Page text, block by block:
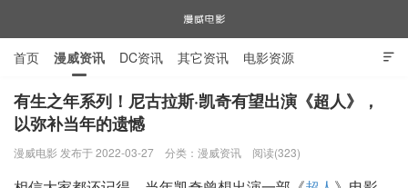
漫威电影

首页 漫威资讯 DC资讯 其它资讯 电影资源
电视剧资源 漫威图片
有生之年系列！尼古拉斯·凯奇有望出演《超人》，
以弥补当年的遗憾
漫威电影 发布于 2022-03-27 分类： 漫威资讯 阅读(323)